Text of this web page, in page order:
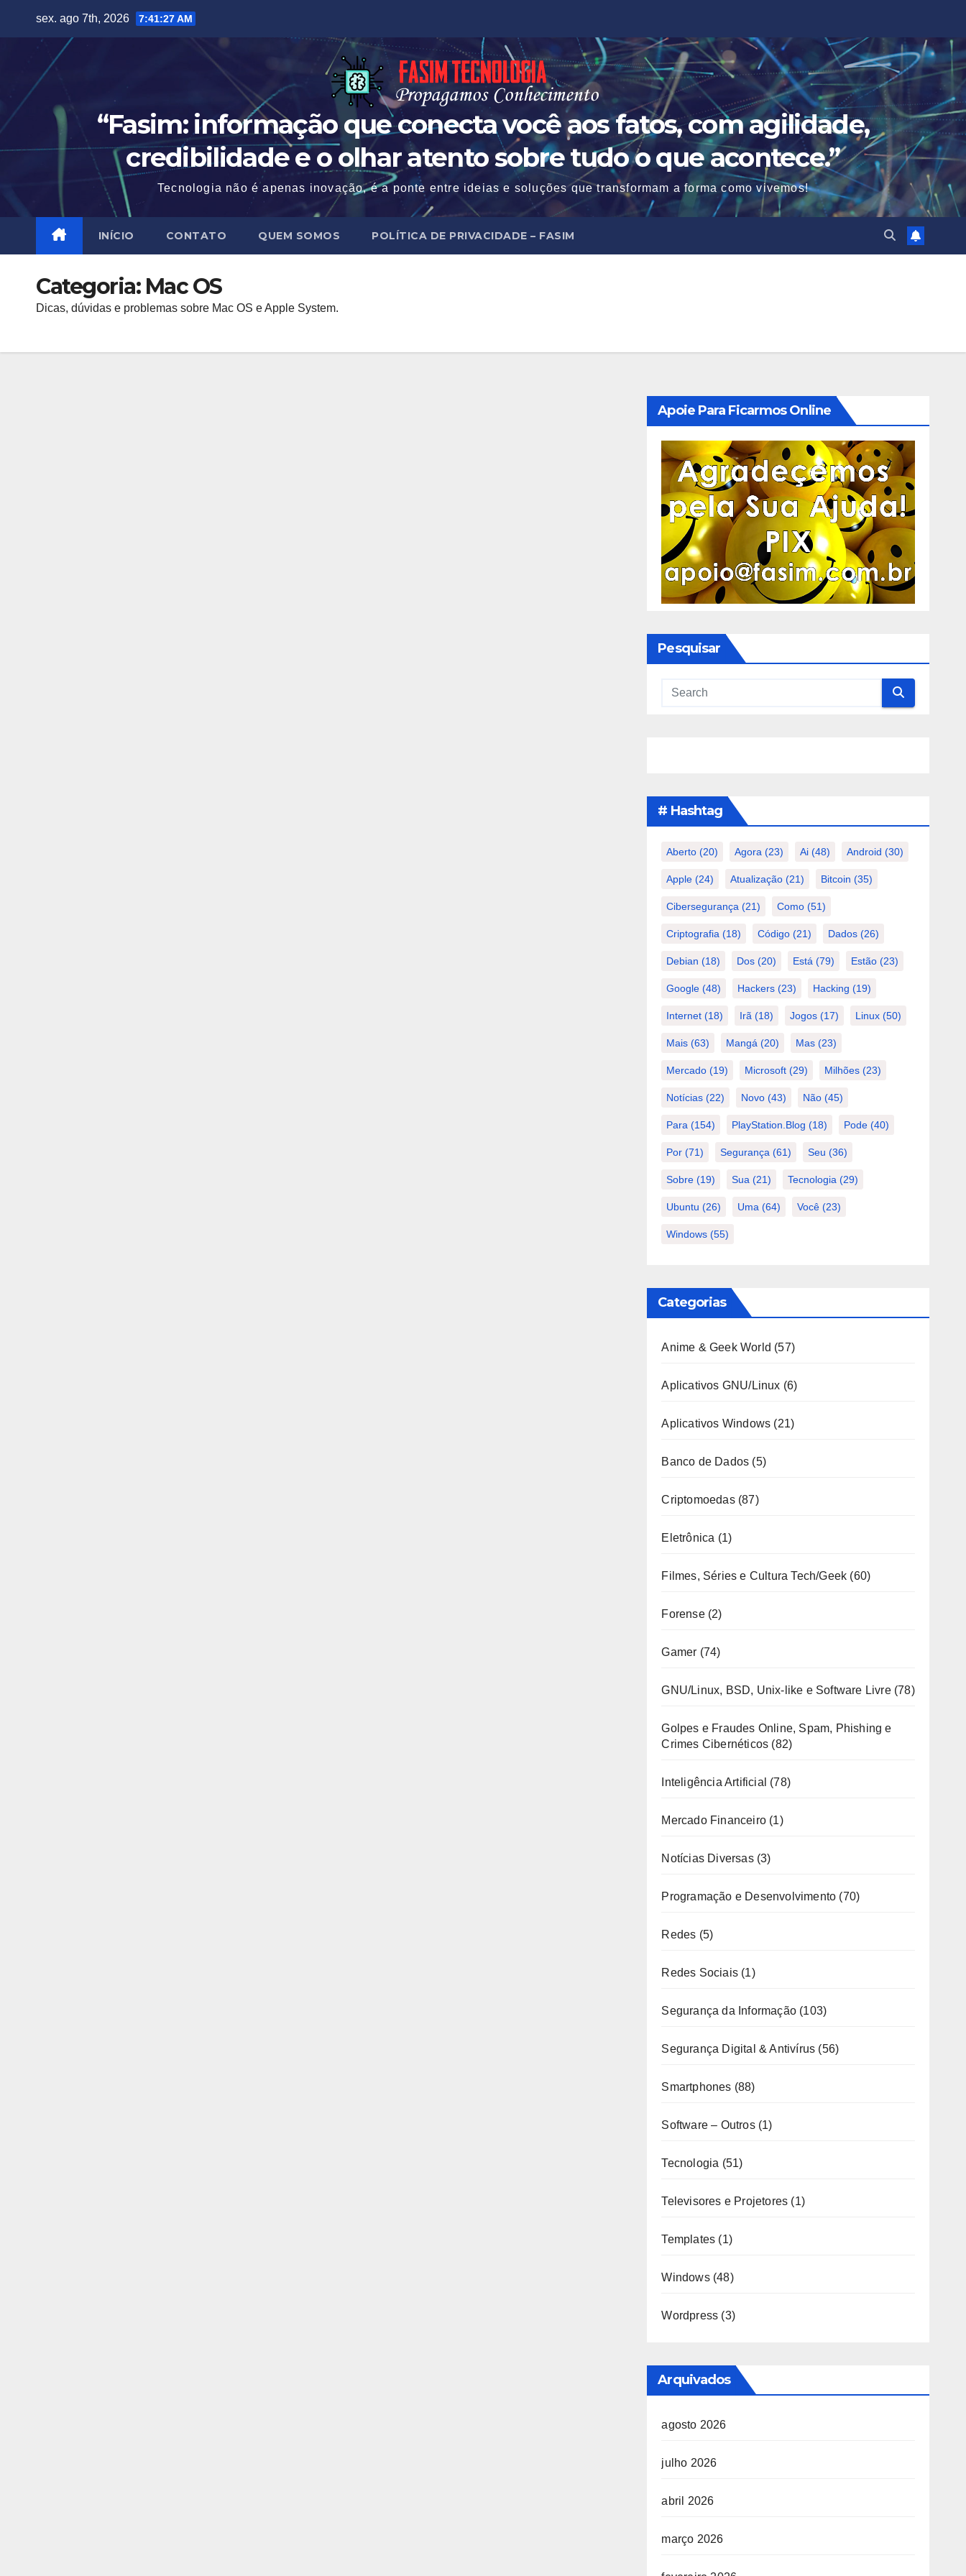
sex. ago 7th, 2026 7:41:28 AM
“Fasim: informação que conecta você aos fatos, com agilidade,
credibilidade e o olhar atento sobre tudo o que acontece.”
Tecnologia não é apenas inovação, é a ponte entre ideias e soluções que transformam a forma como vivemos!
INÍCIO CONTATO QUEM SOMOS POLÍTICA DE PRIVACIDADE – FASIM
Categoria: Mac OS
Dicas, dúvidas e problemas sobre Mac OS e Apple System.
Apoie Para Ficarmos Online
Pesquisar
# Hashtag
Aberto (20) Agora (23) Ai (48) Android (30)
Apple (24) Atualização (21) Bitcoin (35)
Cibersegurança (21) Como (51)
Criptografia (18) Código (21) Dados (26)
Debian (18) Dos (20) Está (79) Estão (23)
Google (48) Hackers (23) Hacking (19)
Internet (18) Irã (18) Jogos (17) Linux (50)
Mais (63) Mangá (20) Mas (23)
Mercado (19) Microsoft (29) Milhões (23)
Notícias (22) Novo (43) Não (45)
Para (154) PlayStation.Blog (18) Pode (40)
Por (71) Segurança (61) Seu (36)
Sobre (19) Sua (21) Tecnologia (29)
Ubuntu (26) Uma (64) Você (23)
Windows (55)
Categorias
Anime & Geek World (57)
Aplicativos GNU/Linux (6)
Aplicativos Windows (21)
Banco de Dados (5)
Criptomoedas(87)
Eletrônica (1)
Filmes, Séries e Cultura Tech/Geek (60)
Forense(2)
Gamer (74)
GNU/Linux, BSD, Unix-like e Software Livre(78)
Golpes e Fraudes Online, Spam, Phishing e
Crimes Cibernéticos (82)
Inteligência Artificial (78)
Mercado Financeiro(1)
Notícias Diversas(3)
Programação e Desenvolvimento (70)
Redes (5)
Redes Sociais(1)
Segurança da Informação(103)
Segurança Digital & Antivírus (56)
Smartphones (88)
Software – Outros(1)
Tecnologia (51)
Televisores e Projetores (1)
Templates (1)
Windows(48)
Wordpress (3)
Arquivados
agosto 2026
julho 2026
abril 2026
março 2026